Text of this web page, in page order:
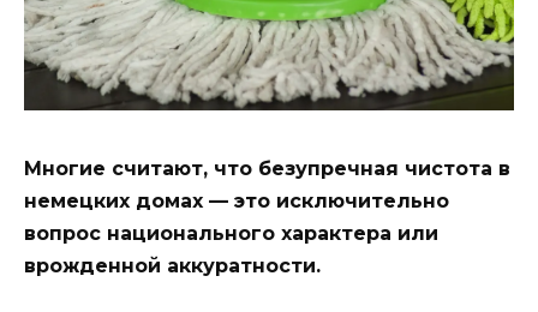
Многие считают, что безупречная чистота в
немецких домах — это исключительно
вопрос национального характера или
врожденной аккуратности.